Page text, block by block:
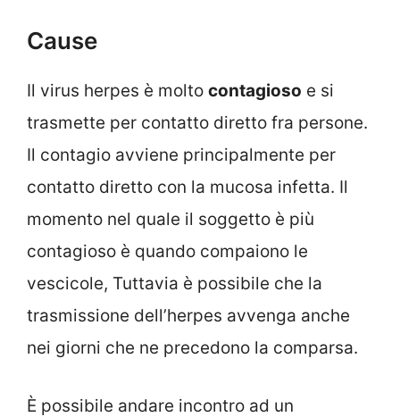
Cause
Il virus herpes è molto contagioso e si
trasmette per contatto diretto fra persone.
Il contagio avviene principalmente per
contatto diretto con la mucosa infetta. Il
momento nel quale il soggetto è più
contagioso è quando compaiono le
vescicole, Tuttavia è possibile che la
trasmissione dell’herpes avvenga anche
nei giorni che ne precedono la comparsa.
È possibile andare incontro ad un